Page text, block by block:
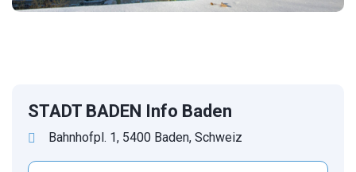
STADT BADEN Info Baden
Bahnhofpl. 1, 5400 Baden, Schweiz